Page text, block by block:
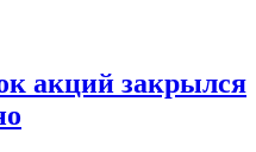
акций закрылся